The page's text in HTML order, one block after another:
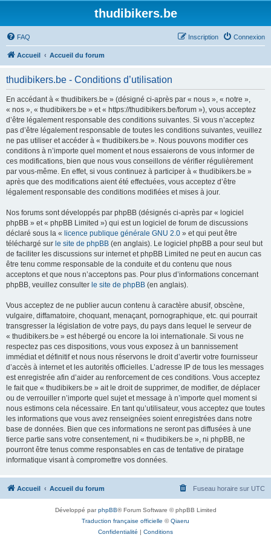
thudibikers.be
FAQ Connexion
Inscription
Accueil Accueil du forum
thudibikers.be - Conditions d’utilisation
En accédant à « thudibikers.be » (désigné ci-après par « nous », « notre »,
« nos », « thudibikers.be » et « https://thudibikers.be/forum »), vous acceptez
d’être légalement responsable des conditions suivantes. Si vous n’acceptez
pas d’être légalement responsable de toutes les conditions suivantes, veuillez
ne pas utiliser et accéder à « thudibikers.be ». Nous pouvons modifier ces
conditions à n’importe quel moment et nous essaierons de vous informer de
ces modifications, bien que nous vous conseillons de vérifier régulièrement
par vous-même. En effet, si vous continuez à participer à « thudibikers.be »
après que des modifications aient été effectuées, vous acceptez d’être
légalement responsable des conditions modifiées et mises à jour.
Nos forums sont développés par phpBB (désignés ci-après par « logiciel
phpBB » et « phpBB Limited ») qui est un logiciel de forum de discussions
déclaré sous la « licence publique générale GNU 2.0 » et qui peut être
téléchargé sur le site de phpBB (en anglais). Le logiciel phpBB a pour seul but
de faciliter les discussions sur internet et phpBB Limited ne peut en aucun cas
être tenu comme responsable de la conduite et du contenu que nous
acceptons et que nous n’acceptons pas. Pour plus d’informations concernant
phpBB, veuillez consulter le site de phpBB (en anglais).
Vous acceptez de ne publier aucun contenu à caractère abusif, obscène,
vulgaire, diffamatoire, choquant, menaçant, pornographique, etc. qui pourrait
transgresser la législation de votre pays, du pays dans lequel le serveur de
« thudibikers.be » est hébergé ou encore la loi internationale. Si vous ne
respectez pas ces dispositions, vous vous exposez à un bannissement
immédiat et définitif et nous nous réservons le droit d’avertir votre fournisseur
d’accès à internet et les autorités officielles. L’adresse IP de tous les messages
est enregistrée afin d’aider au renforcement de ces conditions. Vous acceptez
le fait que « thudibikers.be » ait le droit de supprimer, de modifier, de déplacer
ou de verrouiller n’importe quel sujet et message à n’importe quel moment si
nous estimons cela nécessaire. En tant qu’utilisateur, vous acceptez que toutes
les informations que vous avez renseignées soient enregistrées dans notre
base de données. Bien que ces informations ne seront pas diffusées à une
tierce partie sans votre consentement, ni « thudibikers.be », ni phpBB, ne
pourront être tenus comme responsables en cas de tentative de piratage
informatique visant à compromettre vos données.
Accueil Accueil du forum Fuseau horaire sur UTC
Développé parphpBB® Forum Software © phpBB Limited
Traduction française officielle ©Qiaeru
Confidentialité | Conditions